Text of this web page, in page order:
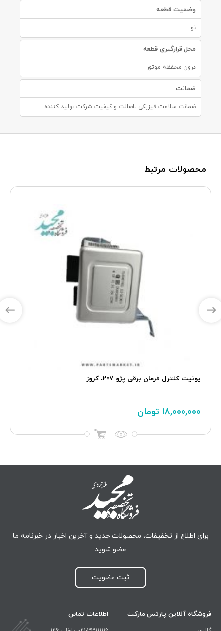
وضعیت قطعه
نو
محل قرارگیری قطعه
درون محفظه موتور
ضمانت
ضمانت سلامت فیزیکی ،اصالت و کیفیت شرکت تولید کننده
محصولات مرتبط
یونیت کنترل فرمان برقی پژو 207، کروز
۱۸,۰۰۰,۰۰۰ تومان
برای اطلاع از تخفیفات، محصولات جدید و آخرین اخبار در خبرنامه ما
عضو شوید
ثبت عضویت
فروشگاه آنلاین پارتس مارکت اطلاعات تماس